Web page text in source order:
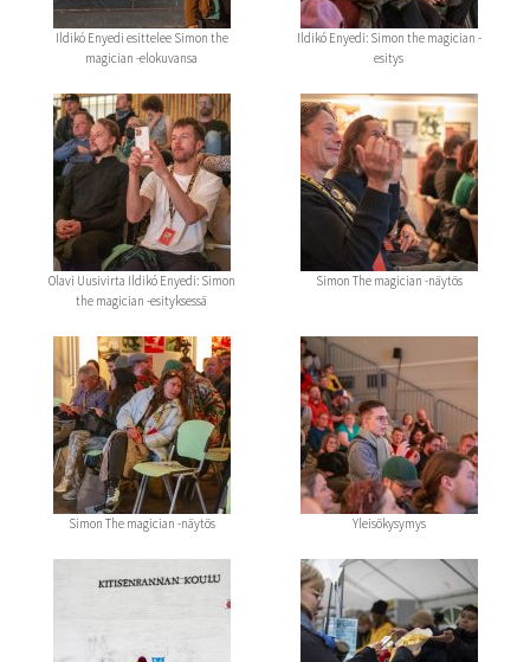
Ildikó Enyedi esittelee Simon the
magician -elokuvansa
Ildikó Enyedi: Simon the magician -
esitys
Olavi Uusivirta Ildikó Enyedi: Simon
the magician -esityksessä
Simon The magician -näytös
Simon The magician -näytös Yleisökysymys